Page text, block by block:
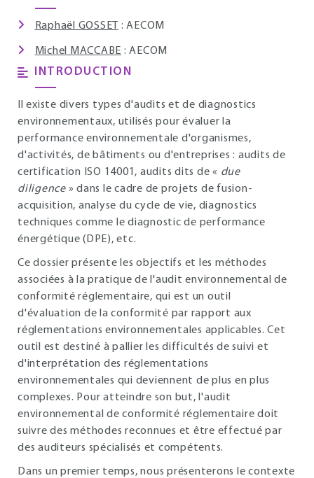
Raphaël GOSSET : AECOM
Michel MACCABE : AECOM
INTRODUCTION
Il existe divers types d'audits et de diagnostics
environnementaux, utilisés pour évaluer la
performance environnementale d'organismes,
d'activités, de bâtiments ou d'entreprises : audits de
certification ISO 14001, audits dits de « due
diligence» dans le cadre de projets de fusion-
acquisition, analyse du cycle de vie, diagnostics
techniques comme le diagnostic de performance
énergétique (DPE), etc.
Ce dossier présente les objectifs et les méthodes
associées à la pratique de l'audit environnemental de
conformité réglementaire, qui est un outil
d'évaluation de la conformité par rapport aux
réglementations environnementales applicables. Cet
outil est destiné à pallier les difficultés de suivi et
d'interprétation des réglementations
environnementales qui deviennent de plus en plus
complexes. Pour atteindre son but, l'audit
environnemental de conformité réglementaire doit
suivre des méthodes reconnues et être effectué par
des auditeurs spécialisés et compétents.
Dans un premier temps, nous présenterons le contexte